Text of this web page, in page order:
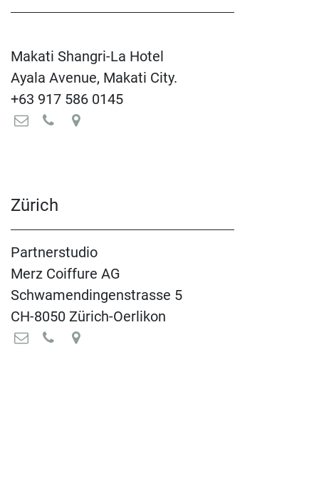
Makati Shangri-La Hotel
Ayala Avenue, Makati City.
+63 917 586 0145
Zürich
Partnerstudio
Merz Coiffure AG
Schwamendingenstrasse 5
CH-8050 Zürich-Oerlikon